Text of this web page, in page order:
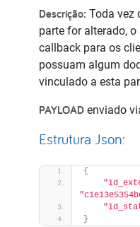
Descrição: Toda vez
parte for alterado,
callback para os
possuam algum
vinculado a esta
PAYLOAD enviado
Estrutura Json:
{
}